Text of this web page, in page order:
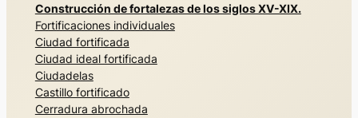
Construcción de fortalezas de los siglos XV-XIX.
Fortificaciones individuales
Ciudad fortificada
Ciudad ideal fortificada
Ciudadelas
Castillo fortificado
Cerradura abrochada